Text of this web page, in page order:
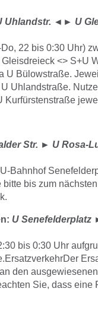
Uhlandstr. ◄► U
22 bis 0:30 Uhr)
<> S+U
U Bülowstraße.
Uhlandstraße.
Kurfürstenstraße
Str. ► U Rosa-
Bahnhof
bis zum
U Senefelderplatz
bis 0:30 Uhr
den
Sie, dass eine